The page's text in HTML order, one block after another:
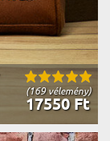
(169 vélemény)
17550 Ft